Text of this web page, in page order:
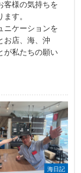
客様の気持ちを
す。
ニケーションを
お店、海、沖
が私たちの願い
海日記